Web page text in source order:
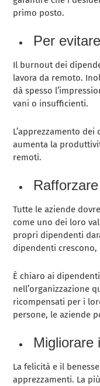
primo posto.
Per
Il burnout dei
lavora da remoto.
dà spesso
vani o insufficienti.
L’apprezzamento
aumenta la
remoti.
Tutte le aziende
come uno dei loro
propri dipendenti
dipendenti crescono,
È chiaro ai
nell’organizzazione
ricompensati per i
persone, le aziende
Migliorare
La felicità e il
apprezzamenti. La